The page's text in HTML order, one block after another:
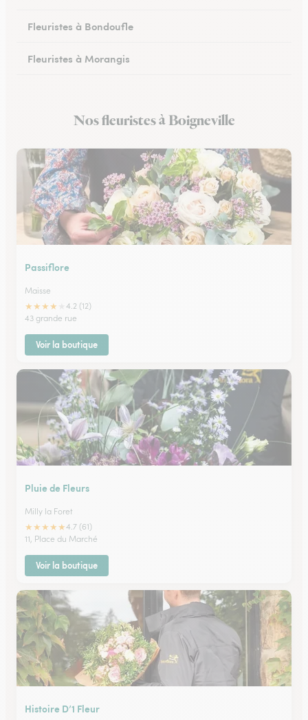
Fleuristes à Bondoufle
Fleuristes à Morangis
Fleuristes à Maisse
Nos fleuristes à Boigneville
Passiflore
Maisse
★★★★
4.2 (12)
43 grande rue
Voir la boutique
Pluie de Fleurs
Milly la Foret
★★★★★4.7 (61)
11, Place du Marché
Voir la boutique
Histoire D’1 Fleur